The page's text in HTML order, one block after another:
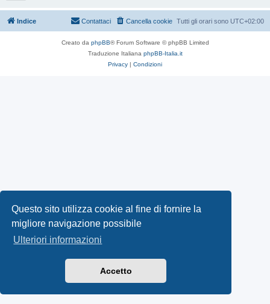
Questo sito utilizza cookie al fine di fornire la
migliore navigazione possibile
Ulteriori informazioni
Accetto
Indice Tutti gli orari sono UTC+02:00
Cancella cookie
Contattaci
Creato da phpBB® Forum Software © phpBB Limited
Traduzione Italiana phpBB-Italia.it
Privacy | Condizioni